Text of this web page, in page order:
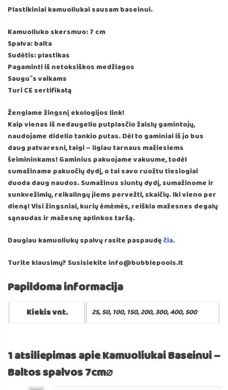
Plastikiniai kamuoliukai sausam baseinui.
Kamuoliuko skersmuo: 7 cm
Spalva: balta
Sudėtis: plastikas
Pagaminti iš netoksiškos medžiagos
Saugūs vaikams
Turi CE sertifikatą
Žengiame žingsnį ekologijos link!
Kaip vienas iš nedaugelio putplasčio žaislų gamintojų,
naudojame didelio tankio putas. Dėl to gaminiai iš jo bus
daug patvaresni, taigi – ilgiau tarnaus mažiesiems
šeimininkams! Gaminius pakuojame vakuume, todėl
sumažiname pakuočių dydį, o tai savo ruožtu tiesiogiai
duoda daug naudos. Sumažinus siuntų dydį, sumažinome ir
sunkvežimių, reikalingų jiems pervežti, skaičių. Iki vieno per
dieną! Visi žingsniai, kurių ėmėmės, reiškia mažesnes degalų
sąnaudas ir mažesnę aplinkos taršą.
Daugiau kamuoliukų spalvų rasite paspaudęčia.
Turite klausimų? Susisiekite info@bubblepools.lt
Papildoma informacija
Kiekis vnt. 25, 50, 100, 150, 200, 300, 400, 500
1 atsiliepimas apieKamuoliukai Baseinui –
Baltos spalvos 7cm⌀